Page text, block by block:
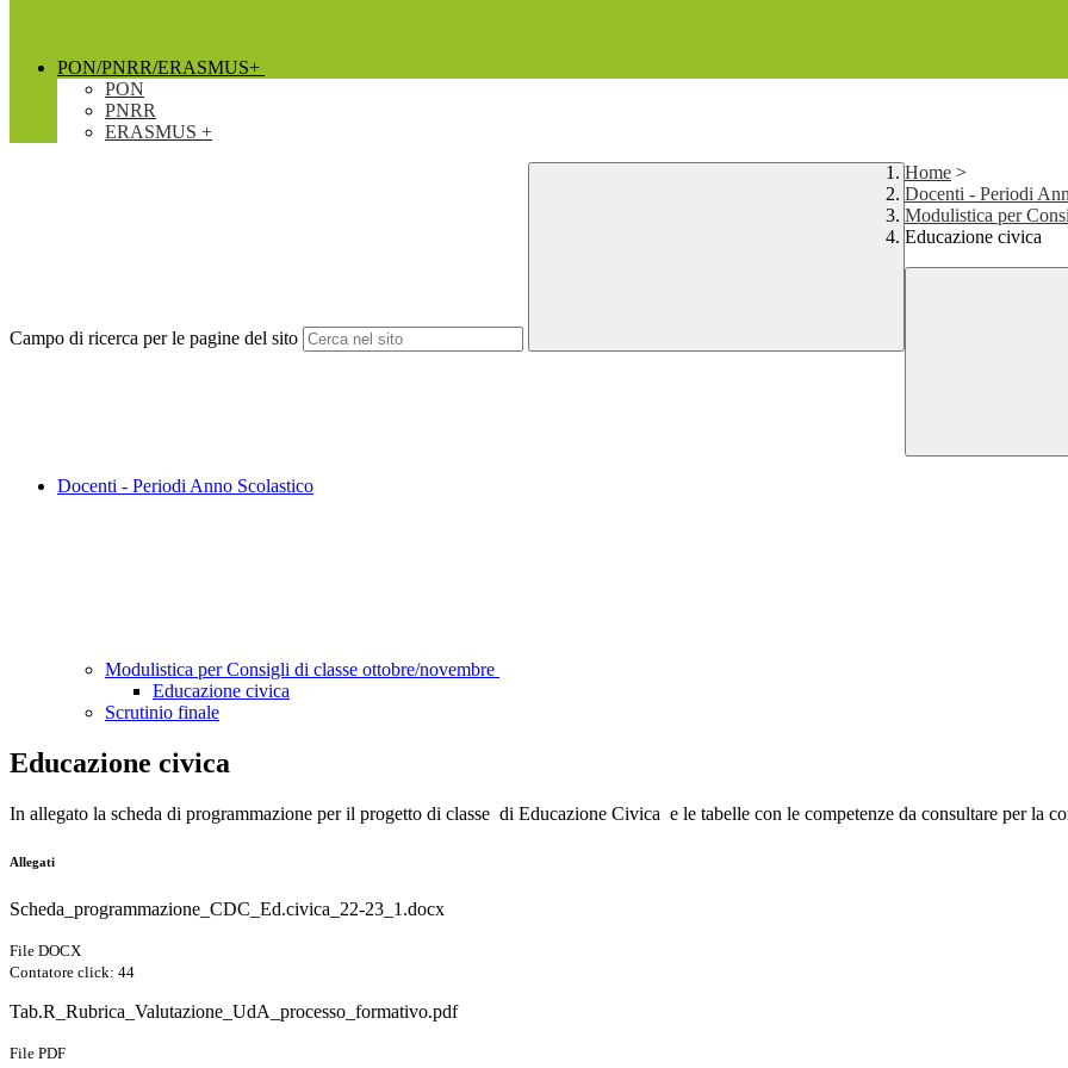
PON/PNRR/ERASMUS+
PON
PNRR
ERASMUS +
Campo di ricerca per le pagine del sito
Home >
Docenti - Periodi
Modulistica per
Educazione civica
Docenti - Periodi Anno Scolastico
Modulistica per Consigli di classe ottobre/novembre
Educazione civica
Scrutinio finale
Educazione civica
In allegato la scheda di programmazione per il progetto di classe di Educazione Civica e le tabelle con le competenze da consultare per la
Allegati
Scheda_programmazione_CDC_Ed.civica_22-23_1.docx
File DOCX
Contatore click: 44
Tab.R_Rubrica_Valutazione_UdA_processo_formativo.pdf
File PDF